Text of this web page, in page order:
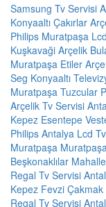
Samsung Tv Servisi
Konyaaltı Çakırlar
Philips Muratpaşa
Kuşkavaği Arçelik
Muratpaşa Etiler
Seg Konyaaltı
Muratpaşa Tuzcular
Arçelik Tv Servisi
Kepez Esentepe
Philips Antalya Lcd
Muratpaşa
Beşkonaklılar
Regal Tv Servisi
Kepez Fevzi
Regal Tv Servisi